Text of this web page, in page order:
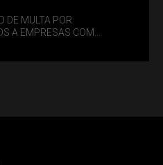
DE MULTA POR
A EMPRESAS COM